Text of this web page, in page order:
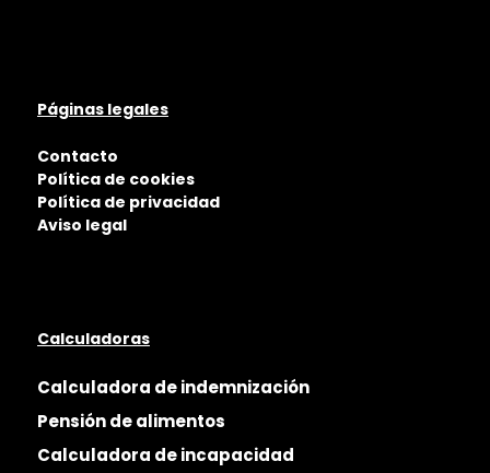
Páginas legales
Contacto
Política de cookies
Política de privacidad
Aviso legal
Calculadoras
Calculadora de indemnización
Pensión de alimentos
Calculadora de incapacidad